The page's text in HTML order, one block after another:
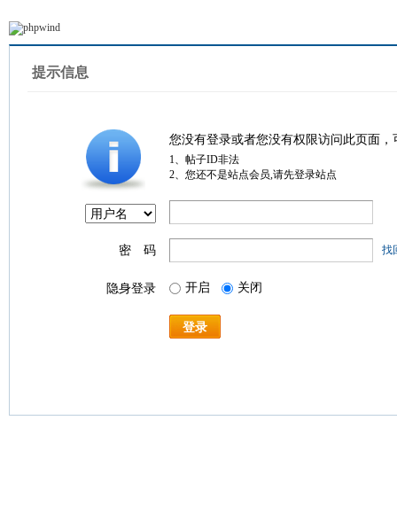
提示信息
您没有登录或者您没有权限访问此页面
1、帖子ID非法
2、您还不是站点会员,请先登录站点
密 码 找
隐身登录 开启 关闭
登录